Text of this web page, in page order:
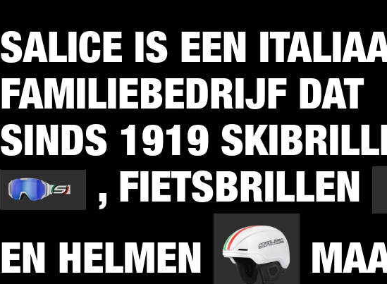
SALICE IS EEN
FAMILIEBEDRIJF DAT
SINDS 1919
, FIETSBRILLEN
EN HELMEN